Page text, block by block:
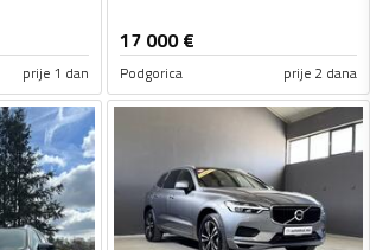
prije 1 dan
17 000€
Podgorica prije 2 dana